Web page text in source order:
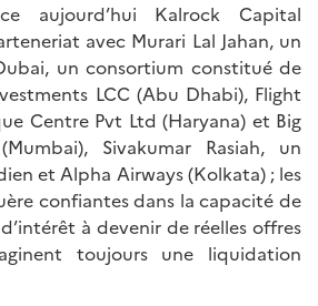
aujourd’hui Kalrock Capital
avec Murari Lal Jahan, un
un consortium constitué de
LCC (Abu Dhabi), Flight
Centre Pvt Ltd (Haryana) et Big
Sivakumar Rasiah, un
et Alpha Airways (Kolkata) ; les
confiantes dans la capacité de
à devenir de réelles offres
toujours une liquidation